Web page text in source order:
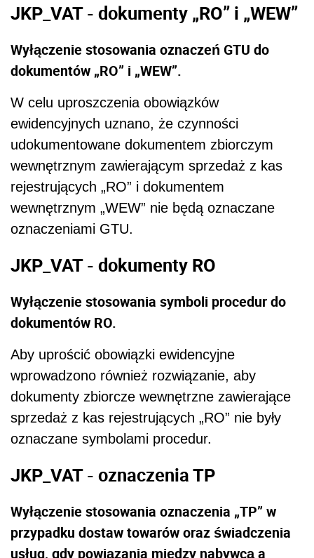
JKP_VAT - dokumenty „RO” i „WEW”
Wyłączenie stosowania oznaczeń GTU do
dokumentów „RO” i „WEW”.
W celu uproszczenia obowiązków
ewidencyjnych uznano, że czynności
udokumentowane dokumentem zbiorczym
wewnętrznym zawierającym sprzedaż z kas
rejestrujących „RO” i dokumentem
wewnętrznym „WEW” nie będą oznaczane
oznaczeniami GTU.
JKP_VAT - dokumenty RO
Wyłączenie stosowania symboli procedur do
dokumentów RO.
Aby uprościć obowiązki ewidencyjne
wprowadzono również rozwiązanie, aby
dokumenty zbiorcze wewnętrzne zawierające
sprzedaż z kas rejestrujących „RO” nie były
oznaczane symbolami procedur.
JKP_VAT - oznaczenia TP
Wyłączenie stosowania oznaczenia „TP” w
przypadku dostaw towarów oraz świadczenia
usług, gdy powiązania między nabywcą a